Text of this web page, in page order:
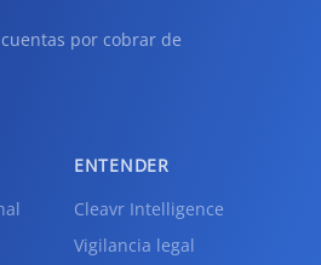
por cobrar de
ENTENDER
Cleavr Intelligence
Vigilancia legal